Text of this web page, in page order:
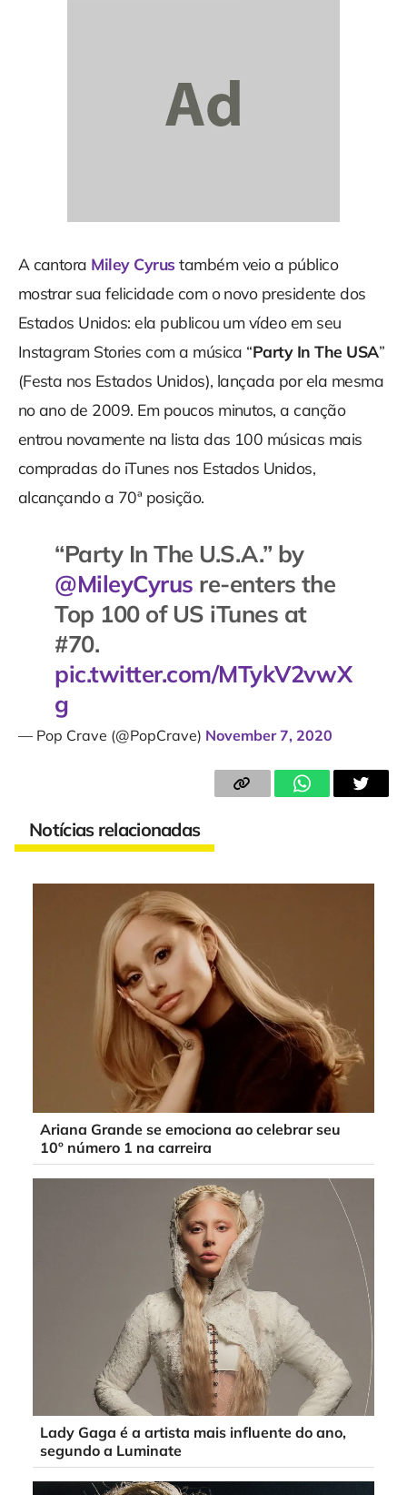
A cantora Miley Cyrus também veio a público
mostrar sua felicidade com o novo presidente dos
Estados Unidos: ela publicou um vídeo em seu
Instagram Stories com a música “Party In The USA”
(Festa nos Estados Unidos), lançada por ela mesma
no ano de 2009. Em poucos minutos, a canção
entrou novamente na lista das 100 músicas mais
compradas do iTunes nos Estados Unidos,
alcançando a 70ª posição.
“Party In The U.S.A.” by
@MileyCyrus re-enters the
Top 100 of US iTunes at
#70.
pic.twitter.com/MTykV2vwX
g
— Pop Crave (@PopCrave) November 7, 2020
Notícias relacionadas
Ariana Grande se emociona ao celebrar seu
10º número 1 na carreira
Lady Gaga é a artista mais influente do ano,
segundo a Luminate